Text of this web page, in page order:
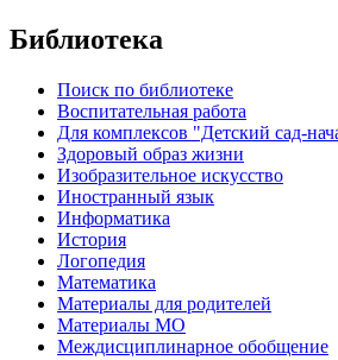
Библиотека
Поиск по библиотеке
Воспитательная работа
Для комплексов "Детский сад-
Здоровый образ жизни
Изобразительное искусство
Иностранный язык
Информатика
История
Логопедия
Математика
Материалы для родителей
Материалы МО
Междисциплинарное обобщение